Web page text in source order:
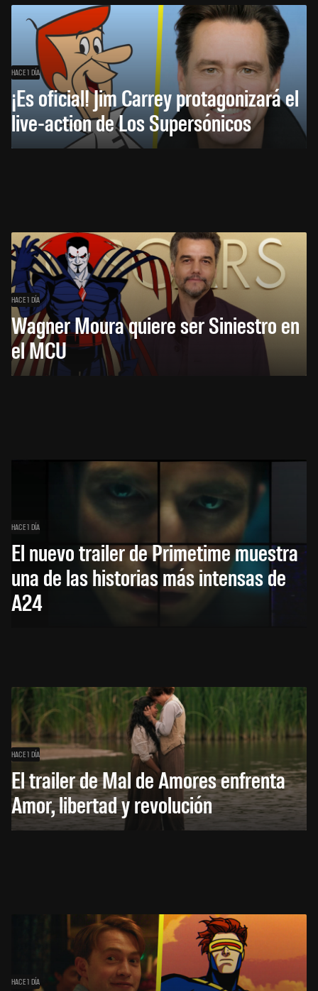
HACE 1 DÍA
¡Es oficial! Jim Carrey protagonizará el
live-action de Los Supersónicos
HACE 1 DÍA
Wagner Moura quiere ser Siniestro en
el MCU
HACE 1 DÍA
El nuevo trailer de Primetime muestra
una de las historias más intensas de
A24
HACE 1 DÍA
El trailer de Mal de Amores enfrenta
Amor, libertad y revolución
HACE 1 DÍA